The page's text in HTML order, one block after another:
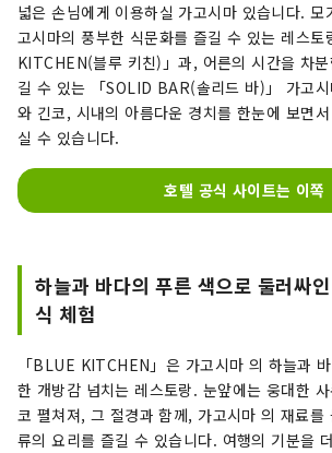
넓은 손님에게 이용하실 가고시마 있습니다.
고시마의 풍부한 식문화를 즐길 수 있는 레스
KITCHEN(블루 키친)」과, 어른의 시간을 차
길 수 있는 「SOLID BAR(솔리드 바)」 가고
와 긴코, 시내의 아름다운 경치를 한눈에 보면
실 수 있습니다.
호텔 공식 사이트는 이쪽
하늘과 바다의 푸른 색으로 둘러싸
식 체험
「BLUE KITCHEN」은 가고시마 의 하늘과
한 개방감 넘치는 레스토랑. 눈앞에는 웅대한
코 펼쳐져, 그 절경과 함께, 가고시마 의 재료
류의 요리를 즐길 수 있습니다. 여행의 기분을